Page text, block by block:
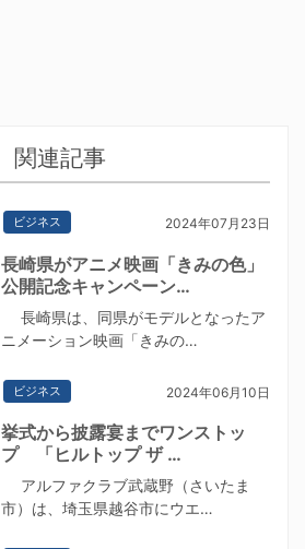
関連記事
ビジネス 2024年07月23日
長崎県がアニメ映画「きみの色」
公開記念キャンペーン…
長崎県は、同県がモデルとなったア
ニメーション映画「きみの…
ビジネス 2024年06月10日
挙式から披露宴までワンストッ
プ 「ヒルトップ ザ …
アルファクラブ武蔵野（さいたま
市）は、埼玉県越谷市にウエ…